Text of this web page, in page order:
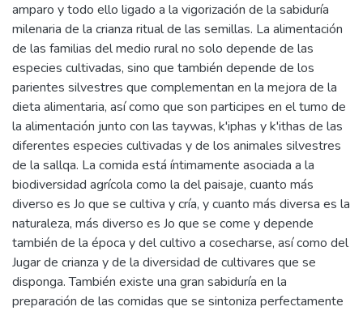
amparo y todo ello ligado a la vigorización de la sabiduría
milenaria de la crianza ritual de las semillas. La alimentación
de las familias del medio rural no solo depende de las
especies cultivadas, sino que también depende de los
parientes silvestres que complementan en la mejora de la
dieta alimentaria, así como que son participes en el tumo de
la alimentación junto con las taywas, k'iphas y k'ithas de las
diferentes especies cultivadas y de los animales silvestres
de la sallqa. La comida está íntimamente asociada a la
biodiversidad agrícola como la del paisaje, cuanto más
diverso es Jo que se cultiva y cría, y cuanto más diversa es la
naturaleza, más diverso es Jo que se come y depende
también de la época y del cultivo a cosecharse, así como del
Jugar de crianza y de la diversidad de cultivares que se
disponga. También existe una gran sabiduría en la
preparación de las comidas que se sintoniza perfectamente